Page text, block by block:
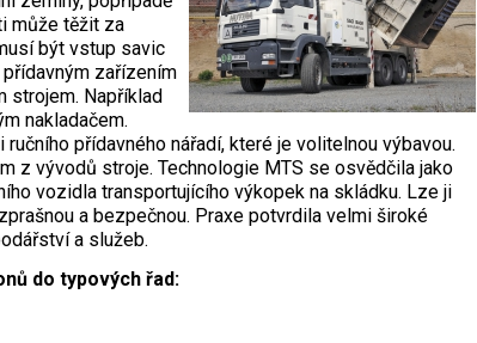
může těžit za
být vstup savic
zařízením
strojem. Například
nakladačem.
přídavného nářadí, které je volitelnou výbavou.
z vývodů stroje. Technologie MTS se osvědčila jako
vozidla transportujícího výkopek na skládku. Lze ji
a bezpečnou. Praxe potvrdila velmi široké
a služeb.
do typových řad: